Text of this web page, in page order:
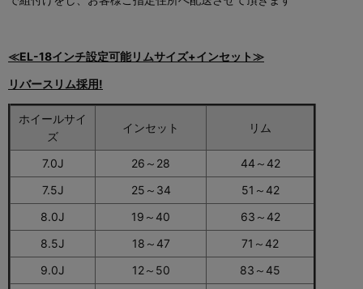
≪EL-18インチ設定可能リムサイズ+インセット≫
リバースリム採用!
ホイールサイ
ズ
インセット リム
7.0J 26～28
44～42
7.5J
25～34
51～42
8.0J
19～40
63～42
8.5J
18～47
71～42
9.0J
12～50
83～45